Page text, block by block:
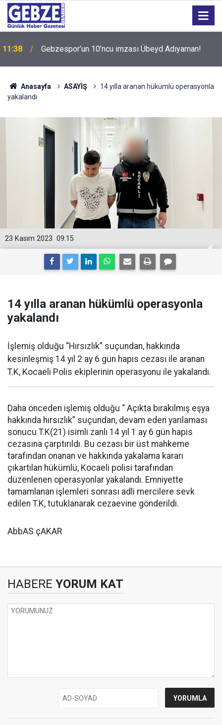
11:38 Gebzespor’un 10’ncu imzası Übeyd Adıyaman!
11:37 Ziraat Türkiye Kupası tarihleri belirlendi
Anasayfa ASAYİŞ
14 yılla aranan hükümlü operasyonla
yakalandı
09:15
23 Kasım 2023
14 yılla aranan hükümlü operasyonla
yakalandı
İşlemiş olduğu “Hırsızlık” suçundan, hakkında
kesinleşmiş 14 yıl 2 ay 6 gün hapis cezası ile aranan
T.K, Kocaeli Polis ekiplerinin operasyonu ile yakalandı.
Daha önceden işlemiş olduğu “ Açıkta bırakılmış eşya
hakkında hırsızlık” suçundan, devam eden yarılaması
sonucu T.K(21) isimli zanlı 14 yıl 1 ay 6 gün hapis
cezasına çarptırıldı. Bu cezası bir üst mahkeme
tarafından onanan ve hakkında yakalama kararı
çıkartılan hükümlü, Kocaeli polisi tarafından
düzenlenen operasyonlar yakalandı. Emniyette
tamamlanan işlemleri sonrası adli mercilere sevk
edilen T.K, tutuklanarak cezaevine gönderildi.
AbbAS çAKAR
HABERE YORUM KAT